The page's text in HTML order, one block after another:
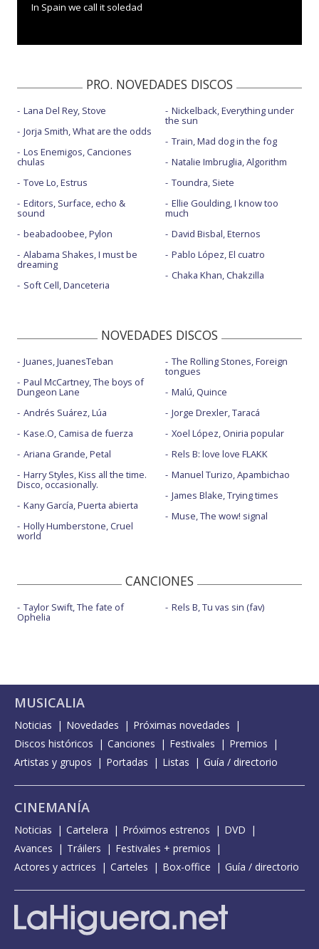
In Spain we call it soledad
PRO. NOVEDADES DISCOS
Lana Del Rey, Stove
Jorja Smith, What are the odds
Los Enemigos, Canciones
chulas
Tove Lo, Estrus
Editors, Surface, echo &
sound
beabadoobee, Pylon
Alabama Shakes, I must be
dreaming
Soft Cell, Danceteria
Nickelback, Everything under
the sun
Train, Mad dog in the fog
Natalie Imbruglia, Algorithm
Toundra, Siete
Ellie Goulding, I know too
much
David Bisbal, Eternos
Pablo López, El cuatro
Chaka Khan, Chakzilla
NOVEDADES DISCOS
Juanes, JuanesTeban
Paul McCartney, The boys of
Dungeon Lane
Andrés Suárez, Lúa
Kase.O, Camisa de fuerza
Ariana Grande, Petal
Harry Styles, Kiss all the time.
Disco, occasionally.
Kany García, Puerta abierta
Holly Humberstone, Cruel
world
The Rolling Stones, Foreign
tongues
Malú, Quince
Jorge Drexler, Taracá
Xoel López, Oniria popular
Rels B: love love FLAKK
Manuel Turizo, Apambichao
James Blake, Trying times
Muse, The wow! signal
CANCIONES
Taylor Swift, The fate of
Ophelia
Rels B, Tu vas sin (fav)
MUSICALIA
Noticias Novedades
Próximas novedades
Discos históricos
Canciones Festivales
Premios
Artistas y grupos
Portadas Listas Guía / directorio
CINEMANÍA
Noticias Cartelera Próximos estrenos
DVD
Avances
Tráilers
Festivales + premios
Actores y actrices
Carteles Box-office Guía / directorio